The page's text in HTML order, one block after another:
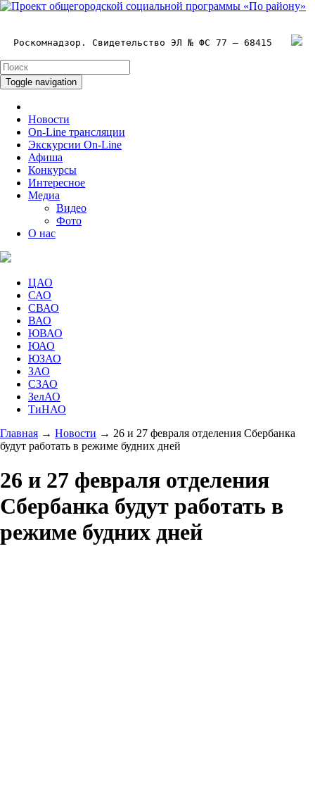
Роскомнадзор. Свидетельство ЭЛ № ФС 77 – 68415
Toggle navigation
Новости
On-Line трансляции
Экскурсии On-Line
Афиша
Конкурсы
Интересное
Медиа
Видео
Фото
О нас
ЦАО
САО
СВАО
ВАО
ЮВАО
ЮАО
ЮЗАО
ЗАО
СЗАО
ЗелАО
ТиНАО
Главная → Новости → 26 и 27 февраля отделения Сбербанка
будут работать в режиме будних дней
26 и 27 февраля отделения
Сбербанка будут работать в
режиме будних дней